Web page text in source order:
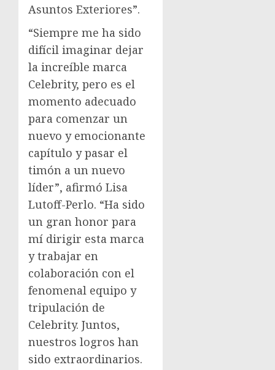
Asuntos Exteriores”.
“Siempre me ha sido
difícil imaginar dejar
la increíble marca
Celebrity, pero es el
momento adecuado
para comenzar un
nuevo y emocionante
capítulo y pasar el
timón a un nuevo
líder”, afirmó Lisa
Lutoff-Perlo. “Ha sido
un gran honor para
mí dirigir esta marca
y trabajar en
colaboración con el
fenomenal equipo y
tripulación de
Celebrity. Juntos,
nuestros logros han
sido extraordinarios.